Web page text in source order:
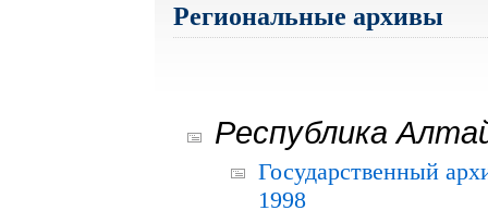
Региональные архивы
Республика
Государственный
1998